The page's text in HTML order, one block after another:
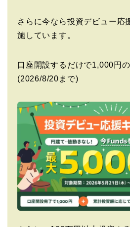
さらに今なら投資デビュー応
施しています。
口座開設するだけで1,000円
(2026/8/20まで)